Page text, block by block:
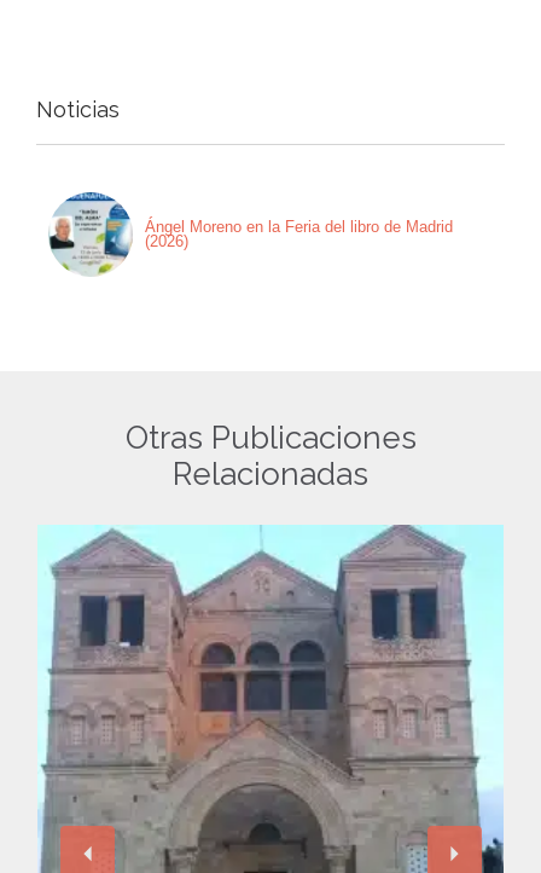
Noticias
Ángel Moreno en la Feria del libro de Madrid
(2026)
Otras Publicaciones
Relacionadas